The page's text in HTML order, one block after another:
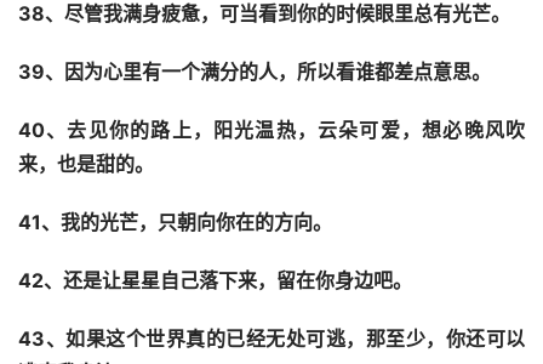
38、尽管我满身疲惫，可当看到你的时候眼里总有光芒。
39、因为心里有一个满分的人，所以看谁都差点意思。
40、去见你的路上，阳光温热，云朵可爱，想必晚风吹
来，也是甜的。
41、我的光芒，只朝向你在的方向。
42、还是让星星自己落下来，留在你身边吧。
43、如果这个世界真的已经无处可逃，那至少，你还可以